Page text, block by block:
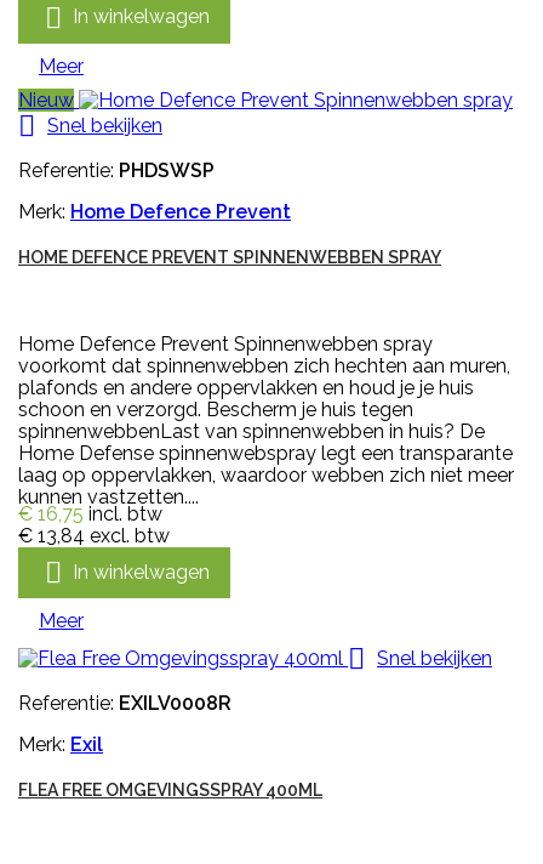
 In winkelwagen
Meer
Nieuw

Snel bekijken
Referentie: PHDSWSP
Merk: Home Defence Prevent
HOME DEFENCE PREVENT SPINNENWEBBEN SPRAY
Home Defence Prevent Spinnenwebben spray
voorkomt dat spinnenwebben zich hechten aan muren,
plafonds en andere oppervlakken en houd je je huis
schoon en verzorgd. Bescherm je huis tegen
spinnenwebbenLast van spinnenwebben in huis? De
Home Defense spinnenwebspray legt een transparante
laag op oppervlakken, waardoor webben zich niet meer
kunnen vastzetten....
€ 16,75 incl. btw
€ 13,84 excl. btw
 In winkelwagen
Meer

Snel bekijken
Referentie: EXILV0008R
Merk: Exil
FLEA FREE OMGEVINGSSPRAY 400ML